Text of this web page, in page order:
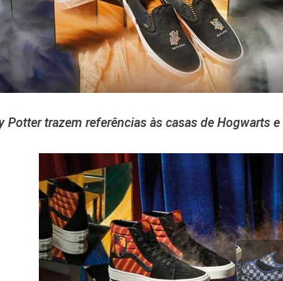
Potter trazem referências às casas de